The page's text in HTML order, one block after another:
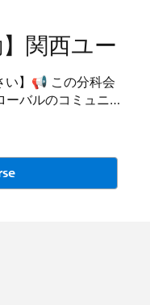
関西ユー
】📢 この分科会
バルのコミュニテ
Group Osaka」
らご参加ください